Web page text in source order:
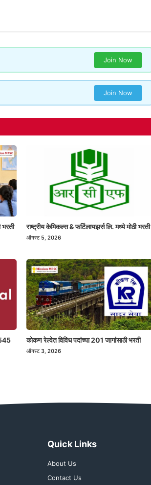
Join Now
Join Now
भरती
राष्ट्रीय केमिकल्स & फर्टिलायझर्स लि. मध्ये मोठी भरती
ऑगस्ट 5, 2026
कोकण रेल्वेत विविध पदांच्या 201 जागांसाठी भरती
ऑगस्ट 3, 2026
Quick Links
About Us
Contact Us